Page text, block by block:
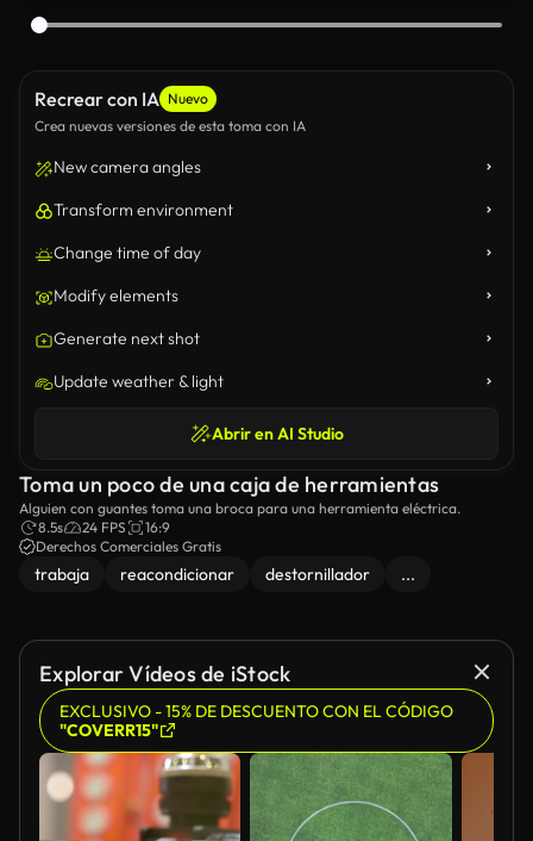
Recrear con IA Nuevo
Crea nuevas versiones de esta toma con IA
New camera angles
Transform environment
Change time of day
Modify elements
Generate next shot
Update weather & light
Abrir en AI Studio
Toma un poco de una caja de herramientas
Alguien con guantes toma una broca para una herramienta eléctrica.
8.5s
24 FPS
16:9
Derechos Comerciales Gratis
trabaja reacondicionar destornillador ...
Explorar Vídeos de iStock
EXCLUSIVO - 15% DE DESCUENTO CON EL CÓDIGO
"COVERR15"